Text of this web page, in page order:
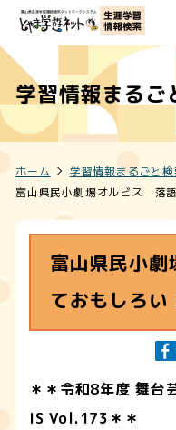
学習情報まるご
ホーム 学習情報まるごと
富山県民小劇場オルビス 落
富山県民小
ておもしろい
＊＊令和8年度 舞台
IS Vol.173＊＊